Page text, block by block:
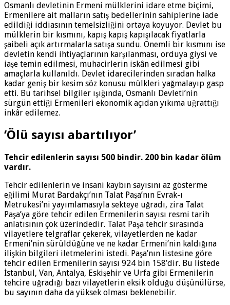
Osmanlı devletinin Ermeni mülklerini idare etme biçimi,
Ermenilere ait malların satış bedellerinin sahiplerine iade
edildiği iddiasının temelsizliğini ortaya koyuyor. Devlet bu
mülklerin bir kısmını, kapış kapış kapışılacak fiyatlarla
şaibeli açık artırmalarla satışa sundu. Önemli bir kısmını ise
devletin kendi ihtiyaçlarının karşılanması, orduya giysi ve
iaşe temin edilmesi, muhacirlerin iskân edilmesi gibi
amaçlarla kullanıldı. Devlet idarecilerinden sıradan halka
kadar geniş bir kesim söz konusu mülkleri yağmalayıp gasp
etti. Bu tarihsel bilgiler ışığında, Osmanlı Devleti’nin
sürgün ettiği Ermenileri ekonomik açıdan yıkıma uğrattığı
inkâr edilemez.
‘Ölü sayısı abartılıyor’
Tehcir edilenlerin sayısı 500 bindir. 200 bin kadar ölüm
vardır.
Tehcir edilenlerin ve insani kaybın sayısını az gösterme
eğilimi Murat Bardakçı’nın Talat Paşa’nın Evrak-ı
Metrukesi’ni yayımlamasıyla sekteye uğradı, zira Talat
Paşa’ya göre tehcir edilen Ermenilerin sayısı resmi tarih
anlatısının çok üzerindedir. Talat Paşa tehcir sırasında
vilayetlere telgraflar çekerek, vilayetlerden ne kadar
Ermeni’nin sürüldüğüne ve ne kadar Ermeni’nin kaldığına
ilişkin bilgileri iletmelerini istedi. Paşa’nın listesine göre
tehcir edilen Ermenilerin sayısı 924 bin 158’dir. Bu listede
İstanbul, Van, Antalya, Eskişehir ve Urfa gibi Ermenilerin
tehcire uğradığı bazı vilayetlerin eksik olduğu düşünülürse,
bu sayının daha da yüksek olması beklenebilir.